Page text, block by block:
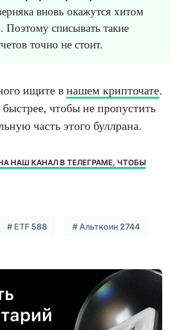
вновь окажутся хитом
Поэтому списывать такие
точно не стоит.
ищите в нашем крипточате.
чтобы не пропустить
часть этого буллрана.
НАШ КАНАЛ В ТЕЛЕГРАМЕ, ЧТОБЫ
# ETF 588 # Альткоин 2744